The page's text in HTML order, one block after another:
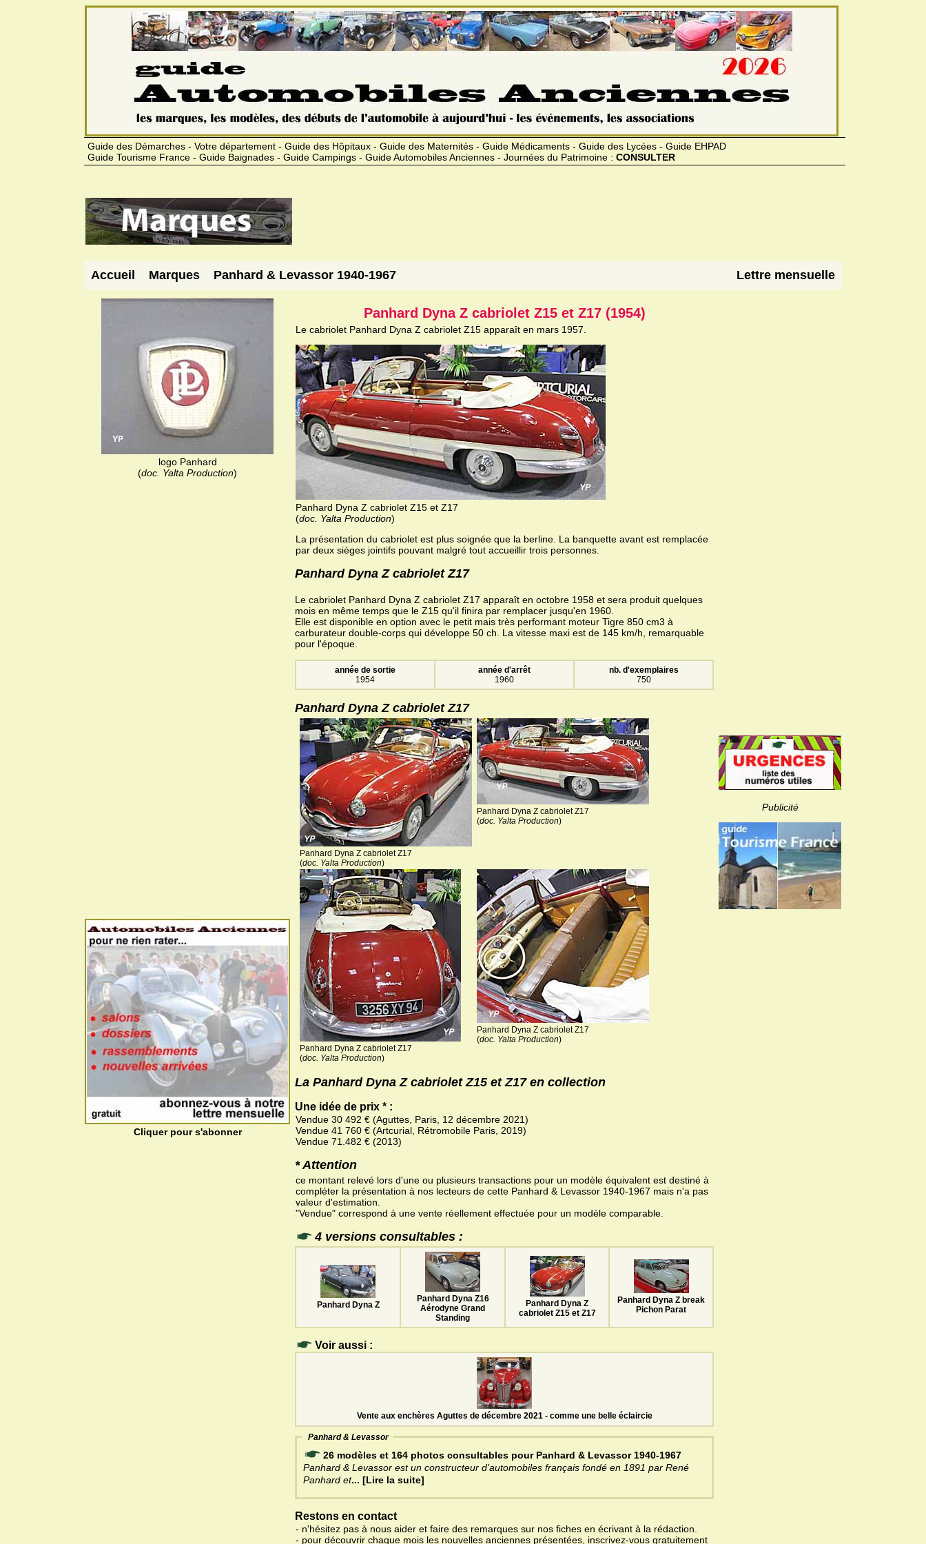
Guide des Démarches - Votre département - Guide des Hôpitaux - Guide des Maternités - Guide Médicaments - Guide des Lycées - Guide EHPAD
Guide Tourisme France - Guide Baignades - Guide Campings - Guide Automobiles Anciennes - Journées du Patrimoine : CONSULTER
Accueil Marques Panhard & Levassor 1940-1967 Lettre mensuelle
logo Panhard
(doc. Yalta Production)
Cliquer pour s'abonner
Publicité
Panhard Dyna Z cabriolet Z15 et Z17 (1954)
Le cabriolet Panhard Dyna Z cabriolet Z15 apparaît en mars 1957.
Panhard Dyna Z cabriolet Z15 et Z17
(doc. Yalta Production)
La présentation du cabriolet est plus soignée que la berline. La banquette avant est remplacée
par deux sièges jointifs pouvant malgré tout accueillir trois personnes.
Panhard Dyna Z cabriolet Z17
Le cabriolet Panhard Dyna Z cabriolet Z17 apparaît en octobre 1958 et sera produit quelques
mois en même temps que le Z15 qu'il finira par remplacer jusqu'en 1960.
Elle est disponible en option avec le petit mais très performant moteur Tigre 850 cm3 à
carburateur double-corps qui développe 50 ch. La vitesse maxi est de 145 km/h, remarquable
pour l'époque.
année de sortie
1954
année d'arrêt
1960
nb. d'exemplaires
750
Panhard Dyna Z cabriolet Z17
Panhard Dyna Z cabriolet Z17
(doc. Yalta Production)
Panhard Dyna Z cabriolet Z17
(doc. Yalta Production)
Panhard Dyna Z cabriolet Z17
(doc. Yalta Production)
Panhard Dyna Z cabriolet Z17
(doc. Yalta Production)
La Panhard Dyna Z cabriolet Z15 et Z17 en collection
Une idée de prix * :
Vendue 30 492 € (Aguttes, Paris, 12 décembre 2021)
Vendue 41 760 € (Artcurial, Rétromobile Paris, 2019)
Vendue 71.482 € (2013)
* Attention
ce montant relevé lors d'une ou plusieurs transactions pour un modèle équivalent est destiné à
compléter la présentation à nos lecteurs de cette Panhard & Levassor 1940-1967 mais n'a pas
valeur d'estimation.
"Vendue" correspond à une vente réellement effectuée pour un modèle comparable.
4 versions consultables :
Panhard Dyna Z
Panhard Dyna Z16
Aérodyne Grand
Standing
Panhard Dyna Z
cabriolet Z15 et Z17
Panhard Dyna Z break
Pichon Parat
Voir aussi :
Vente aux enchères Aguttes de décembre 2021 - comme une belle éclaircie
Panhard & Levassor
26 modèles et 164 photos consultables pour Panhard & Levassor 1940-1967
Panhard & Levassor est un constructeur d'automobiles français fondé en 1891 par René
Panhard et... [Lire la suite]
Restons en contact
- n'hésitez pas à nous aider et faire des remarques sur nos fiches en écrivant à la rédaction.
- pour découvrir chaque mois les nouvelles anciennes présentées, inscrivez-vous gratuitement